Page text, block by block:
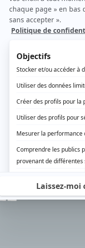
E F G H
Richard Therrien
TV Hebdo de 1996 à 2001.